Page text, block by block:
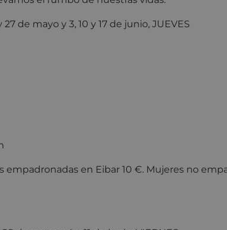
27 de mayo y 3, 10 y 17 de junio, JUEVES
empadronadas en Eibar 10 €. Mujeres no